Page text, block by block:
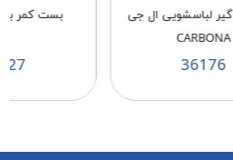
لباسشویی ال جی
CARBONA
36176
بست کمر بندی 3/